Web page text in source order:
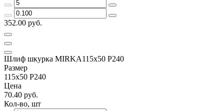
352.00 руб.
Шлиф шкурка MIRKA115х50 Р240
Размер
115х50 Р240
Цена
70.40 руб.
Кол-во, шт